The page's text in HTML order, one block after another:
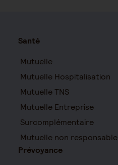
Santé
Mutuelle
Mutuelle Hospitalisation
Mutuelle TNS
Mutuelle Entreprise
Surcomplémentaire
Mutuelle non responsable
Prévoyance